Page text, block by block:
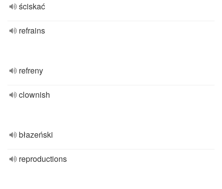
ściskać
refrains
refreny
clownish
błazeński
reproductions